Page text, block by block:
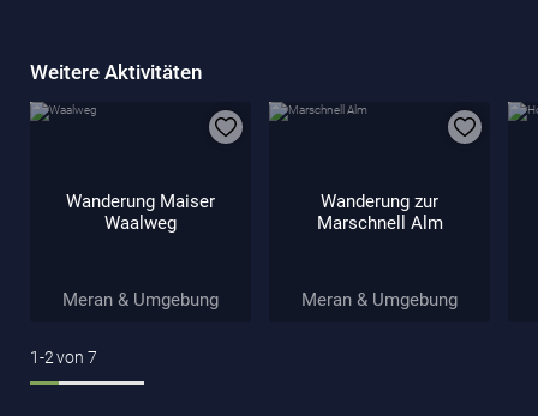
Weitere Aktivitäten
Wanderung Maiser
Waalweg
Meran & Umgebung
Wanderung zur
Marschnell Alm
Meran & Umgebung
1-2von 7